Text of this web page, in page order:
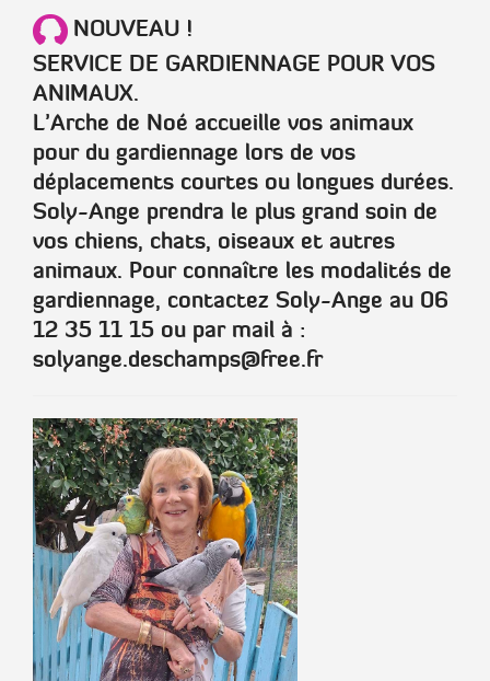
NOUVEAU !
SERVICE DE GARDIENNAGE POUR VOS
ANIMAUX.
L’Arche de Noé accueille vos animaux
pour du gardiennage lors de vos
déplacements courtes ou longues durées.
Soly-Ange prendra le plus grand soin de
vos chiens, chats, oiseaux et autres
animaux. Pour connaître les modalités de
gardiennage, contactez Soly-Ange au 06
12 35 11 15 ou par mail à :
solyange.deschamps@free.fr